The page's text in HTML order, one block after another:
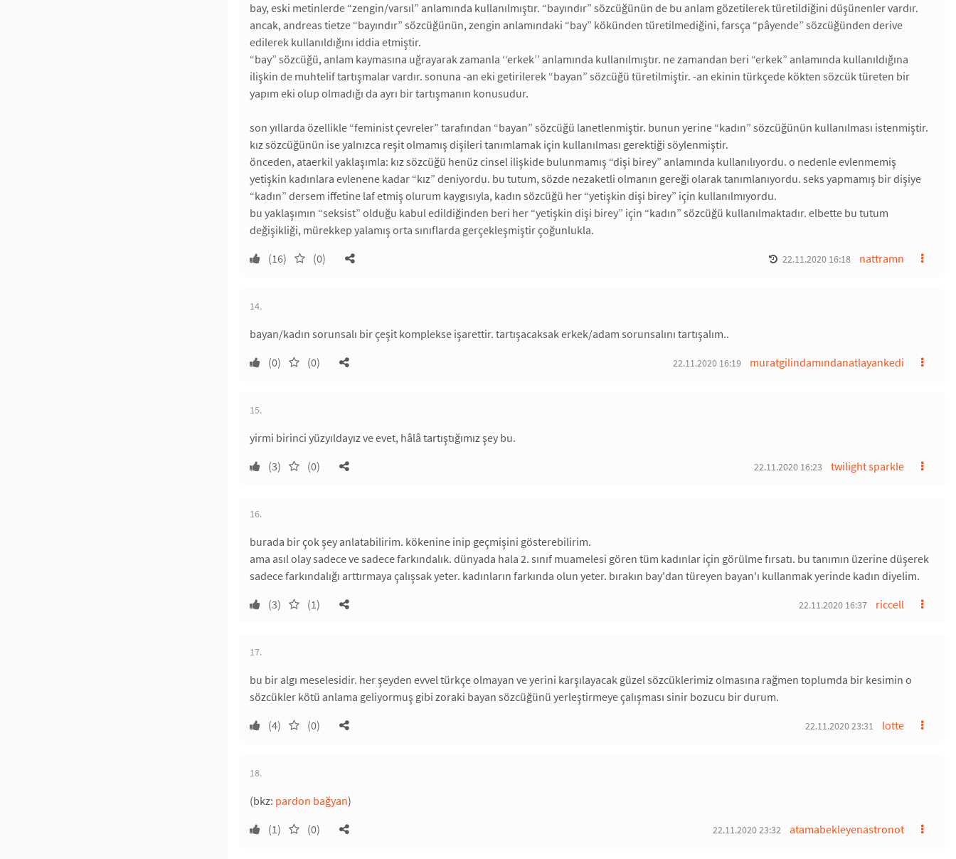
bay, eski metinlerde “zengin/varsıl” anlamında kullanılmıştır. “bayındır” sözcüğünün de bu anlam gözetilerek türetildiğini düşünenler vardır.
ancak, andreas tietze “bayındır” sözcüğünün, zengin anlamındaki “bay” kökünden türetilmediğini, farsça “pâyende” sözcüğünden derive
edilerek kullanıldığını iddia etmiştir.
“bay” sözcüğü, anlam kaymasına uğrayarak zamanla ‘‘erkek’’ anlamında kullanılmıştır. ne zamandan beri “erkek” anlamında kullanıldığına
ilişkin de muhtelif tartışmalar vardır. sonuna -an eki getirilerek “bayan” sözcüğü türetilmiştir. -an ekinin türkçede kökten sözcük türeten bir
yapım eki olup olmadığı da ayrı bir tartışmanın konusudur.
son yıllarda özellikle “feminist çevreler” tarafından “bayan” sözcüğü lanetlenmiştir. bunun yerine “kadın” sözcüğünün kullanılması istenmiştir.
kız sözcüğünün ise yalnızca reşit olmamış dişileri tanımlamak için kullanılması gerektiği söylenmiştir.
önceden, ataerkil yaklaşımla: kız sözcüğü henüz cinsel ilişkide bulunmamış “dişi birey” anlamında kullanılıyordu. o nedenle evlenmemiş
yetişkin kadınlara evlenene kadar “kız” deniyordu. bu tutum, sözde nezaketli olmanın gereği olarak tanımlanıyordu. seks yapmamış bir dişiye
“kadın” dersem iffetine laf etmiş olurum kaygısıyla, kadın sözcüğü her “yetişkin dişi birey” için kullanılmıyordu.
bu yaklaşımın “seksist” olduğu kabul edildiğinden beri her “yetişkin dişi birey” için “kadın” sözcüğü kullanılmaktadır. elbette bu tutum
değişikliği, mürekkep yalamış orta sınıflarda gerçekleşmiştir çoğunlukla.
(16)
(0) nattramn
22.11.2020 16:18
14.
bayan/kadın sorunsalı bir çeşit komplekse işarettir. tartışacaksak erkek/adam sorunsalını tartışalım..
(0)
(0) muratgilindamındanatlayankedi
22.11.2020 16:19
15.
yirmi birinci yüzyıldayız ve evet, hâlâ tartıştığımız şey bu.
(3)
(0) twilight sparkle
22.11.2020 16:23
16.
burada bir çok şey anlatabilirim. kökenine inip geçmişini gösterebilirim.
ama asıl olay sadece ve sadece farkındalık. dünyada hala 2. sınıf muamelesi gören tüm kadınlar için görülme fırsatı. bu tanımın üzerine düşerek
sadece farkındalığı arttırmaya çalışsak yeter. kadınların farkında olun yeter. bırakın bay'dan türeyen bayan'ı kullanmak yerinde kadın diyelim.
(3)
(1) riccell
22.11.2020 16:37
17.
bu bir algı meselesidir. her şeyden evvel türkçe olmayan ve yerini karşılayacak güzel sözcüklerimiz olmasına rağmen toplumda bir kesimin o
sözcükler kötü anlama geliyormuş gibi zoraki bayan sözcüğünü yerleştirmeye çalışması sinir bozucu bir durum.
(4)
(0) lotte
22.11.2020 23:31
18.
(bkz: pardon bağyan)
(1)
(0) atamabekleyenastronot
22.11.2020 23:32